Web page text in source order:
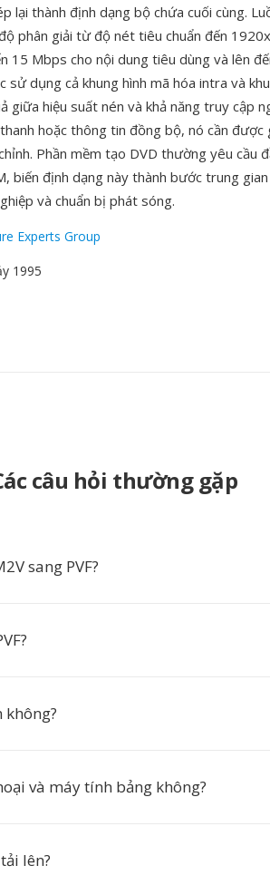
lại thành định dạng bộ chứa cuối cùng.
phân giải từ độ nét tiêu chuẩn đến
15 Mbps cho nội dung tiêu dùng và lên
sử dụng cả khung hình mã hóa intra và
giữa hiệu suất nén và khả năng truy cập
hoặc thông tin đồng bộ, nó cần được
Phần mềm tạo DVD thường yêu cầu
biến định dạng này thành bước trung
và chuẩn bị phát sóng.
Experts Group
1995
câu hỏi thường gặp
sang PVF?
không?
và máy tính bảng không?
lên?